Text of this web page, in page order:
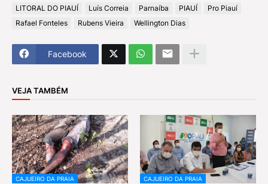
LITORAL DO PIAUÍ
Luís Correia Parnaíba PIAUÍ
Pro Piauí
Rafael Fonteles
Rubens Vieira Wellington Dias
Facebook
VEJA TAMBÉM
CAJUEIRO DA PRAIA CAJUEIRO DA PRAIA